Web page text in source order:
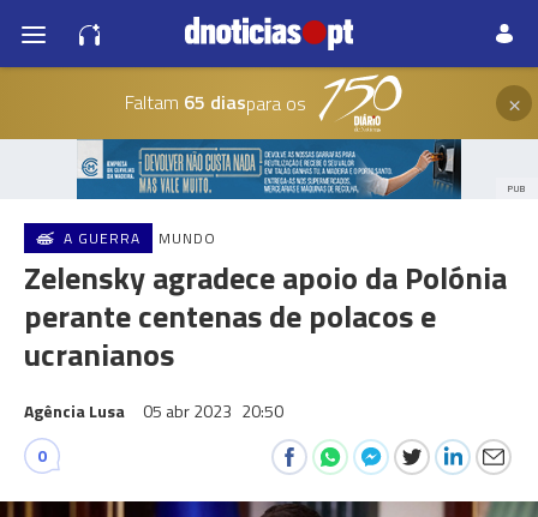
Faltam 65 diaspara os ×
PUB
A GUERRA MUNDO
Zelensky agradece apoio da Polónia
perante centenas de polacos e
ucranianos
Agência Lusa 05 abr 2023 20:50
0